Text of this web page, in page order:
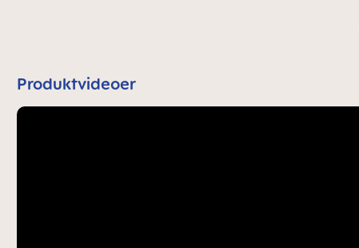
Produktvideoer